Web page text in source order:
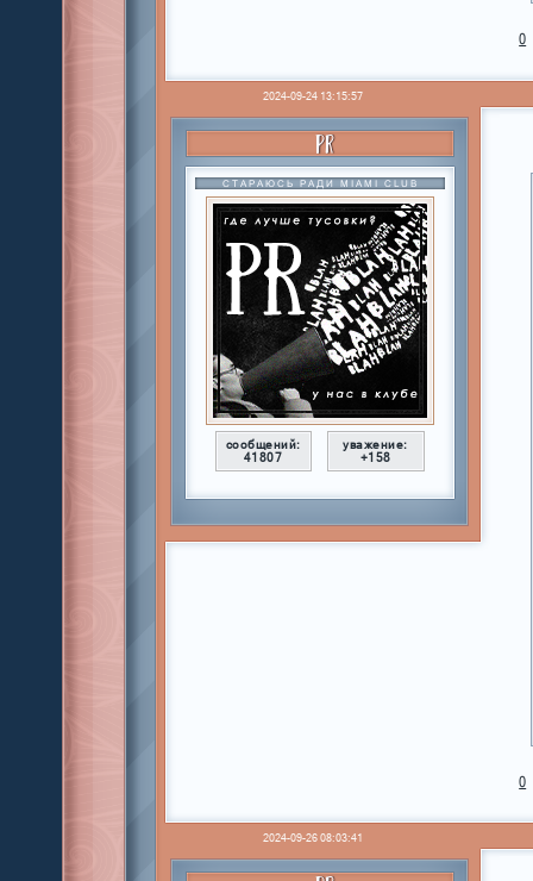
0
2024-09-24 13:15:57
PR
СТАРАЮСЬ РАДИ MIAMI CLUB
сообщений:
41807
уважение:
+158
0
2024-09-26 08:03:41